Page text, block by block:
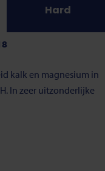
Hard
kalk en magnesium in
In zeer uitzonderlijke